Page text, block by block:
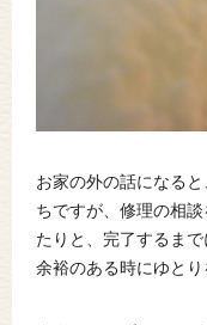
お家の外の話になる
ちですが、修理の相
たりと、完了するま
余裕のある時にゆとり